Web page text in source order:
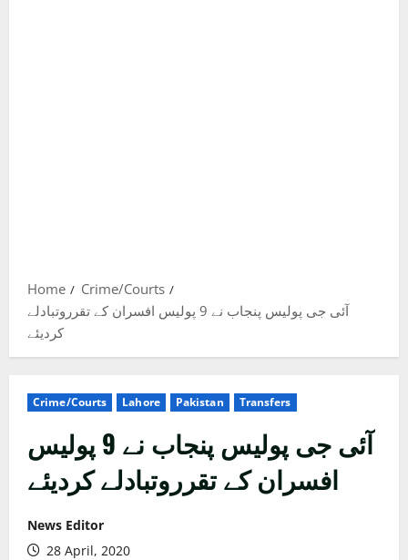
Home
Crime/Courts
آئی جی پولیس پنجاب نے 9 پولیس افسران کے تقرروتبادلے
کردیئے
Crime/Courts Lahore Pakistan Transfers
آئی جی پولیس پنجاب نے 9 پولیس
افسران کے تقرروتبادلے کردیئے
News Editor
28 April, 2020